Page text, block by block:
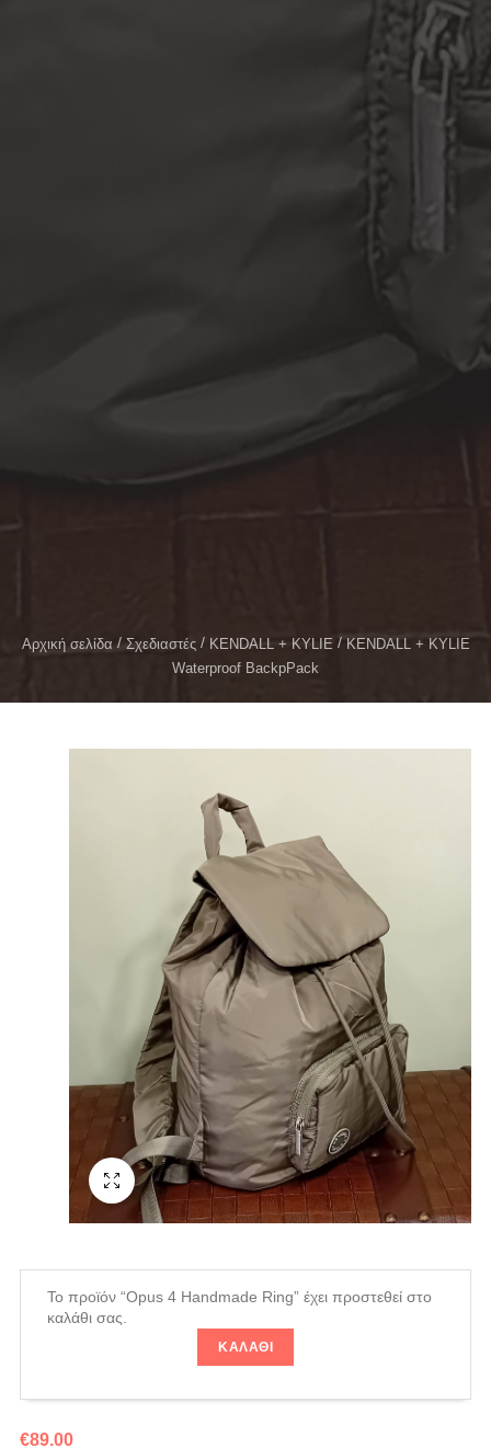
Αρχική σελίδα Σχεδιαστές KENDALL + KYLIE
KENDALL + KYLIE
Waterproof BackpPack
Fullscreen
Το προϊόν “Opus 4 Handmade Ring” έχει προστεθεί στο
καλάθι σας.
ΚΑΛΆΘΙ
€89.00